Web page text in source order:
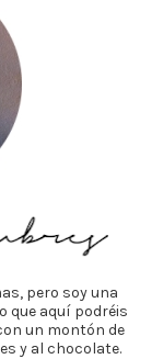
pero soy una
que aquí podréis
un montón de
y al chocolate.